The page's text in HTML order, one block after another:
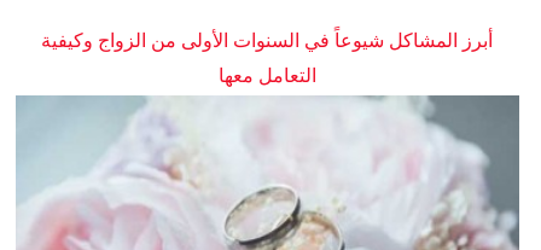
أبرز المشاكل شيوعاً في السنوات الأولى من الزواج وكيفية
التعامل معها